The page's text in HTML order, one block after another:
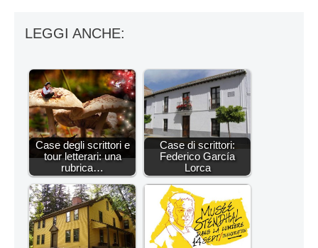
LEGGI ANCHE:
Case degli scrittori e
tour letterari: una
rubrica…
Case di scrittori:
Federico García
Lorca